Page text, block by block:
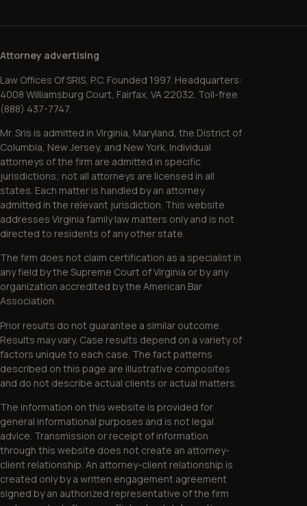
Attorney advertising
Law Offices Of SRIS, P.C. Founded 1997. Headquarters:
4008 Williamsburg Court, Fairfax, VA 22032. Toll-free
(888) 437-7747.
Mr. Sris is admitted in Virginia, Maryland, the District of
Columbia, New Jersey, and New York. Individual
attorneys of the firm are admitted in specific
jurisdictions; not all attorneys are licensed in all
states. Each matter is handled by an attorney
admitted in the relevant jurisdiction. This website
addresses Virginia family law matters only and is not
directed to residents of any other state.
The firm does not claim certification as a specialist in
any field by the Supreme Court of Virginia or by any
organization accredited by the American Bar
Association.
Prior results do not guarantee a similar outcome.
Results may vary. Case results depend on a variety of
factors unique to each case. The fact patterns
described on this page are illustrative composites
and do not describe actual clients or actual matters.
The information on this website is provided for
general informational purposes and is not legal
advice. Transmission or receipt of information
through this website does not create an attorney-
client relationship. An attorney-client relationship is
created only by a written engagement agreement
signed by an authorized representative of the firm